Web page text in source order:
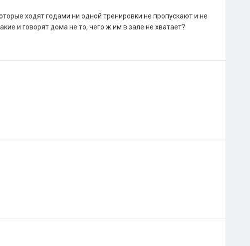
ходят годами ни одной тренировки не пропускают и не
и говорят дома не то, чего ж им в зале не хватает?